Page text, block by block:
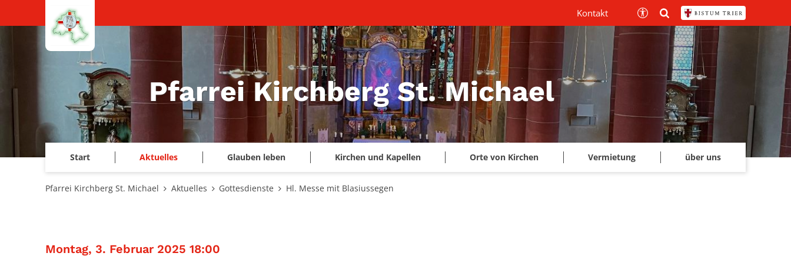
Zum Inhalt springen
Pfarrei Kirchberg St. Michael
Start Aktuelles Glauben leben Kirchen und Kapellen Orte von Kirchen Vermietung über uns
Kontakt
Pfarrei Kirchberg St. Michael Aktuelles Gottesdienste Hl. Messe mit Blasiussegen
Montag, 3. Februar 2025 18:00